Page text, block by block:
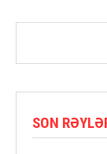
SON